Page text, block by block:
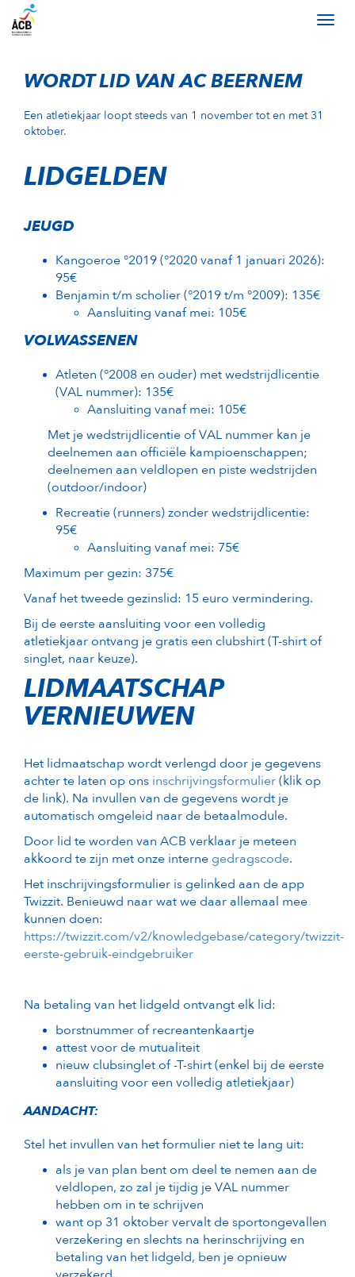
WORDT LID VAN AC BEERNEM
Een atletiekjaar loopt steeds van 1 november tot en met 31
oktober.
LIDGELDEN
JEUGD
Kangoeroe °2019 (°2020 vanaf 1 januari 2026):
95€
Benjamin t/m scholier (°2019 t/m °2009): 135€
Aansluiting vanaf mei: 105€
VOLWASSENEN
Atleten (°2008 en ouder) met wedstrijdlicentie
(VAL nummer): 135€
Aansluiting vanaf mei: 105€
Met je wedstrijdlicentie of VAL nummer kan je
deelnemen aan officiële kampioenschappen;
deelnemen aan veldlopen en piste wedstrijden
(outdoor/indoor)
Recreatie (runners) zonder wedstrijdlicentie:
95€
Aansluiting vanaf mei: 75€
Maximum per gezin: 375€
Vanaf het tweede gezinslid: 15 euro vermindering.
Bij de eerste aansluiting voor een volledig
atletiekjaar ontvang je gratis een clubshirt (T-shirt of
singlet, naar keuze).
LIDMAATSCHAP
VERNIEUWEN
Het lidmaatschap wordt verlengd door je gegevens
achter te laten op ons inschrijvingsformulier(klik op
de link). Na invullen van de gegevens wordt je
automatisch omgeleid naar de betaalmodule.
Door lid te worden van ACB verklaar je meteen
akkoord te zijn met onze interne gedragscode.
Het inschrijvingsformulier is gelinked aan de app
Twizzit. Benieuwd naar wat we daar allemaal mee
kunnen doen:
https://twizzit.com/v2/knowledgebase/category/twizzit-
eerste-gebruik-eindgebruiker
Na betaling van het lidgeld ontvangt elk lid:
borstnummer of recreantenkaartje
attest voor de mutualiteit
nieuw clubsinglet of -T-shirt (enkel bij de eerste
aansluiting voor een volledig atletiekjaar)
AANDACHT:
Stel het invullen van het formulier niet te lang uit:
als je van plan bent om deel te nemen aan de
veldlopen, zo zal je tijdig je VAL nummer
hebben om in te schrijven
want op 31 oktober vervalt de sportongevallen
verzekering en slechts na herinschrijving en
betaling van het lidgeld, ben je opnieuw